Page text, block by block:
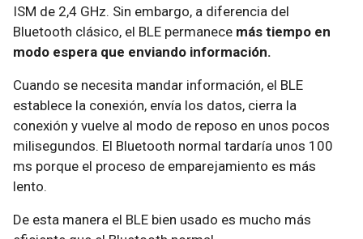
ISM de 2,4 GHz. Sin embargo, a diferencia del
Bluetooth clásico, el BLE permanece más tiempo en
modo espera que enviando información.
Cuando se necesita mandar información, el BLE
establece la conexión, envía los datos, cierra la
conexión y vuelve al modo de reposo en unos pocos
milisegundos. El Bluetooth normal tardaría unos 100
ms porque el proceso de emparejamiento es más
lento.
De esta manera el BLE bien usado es mucho más